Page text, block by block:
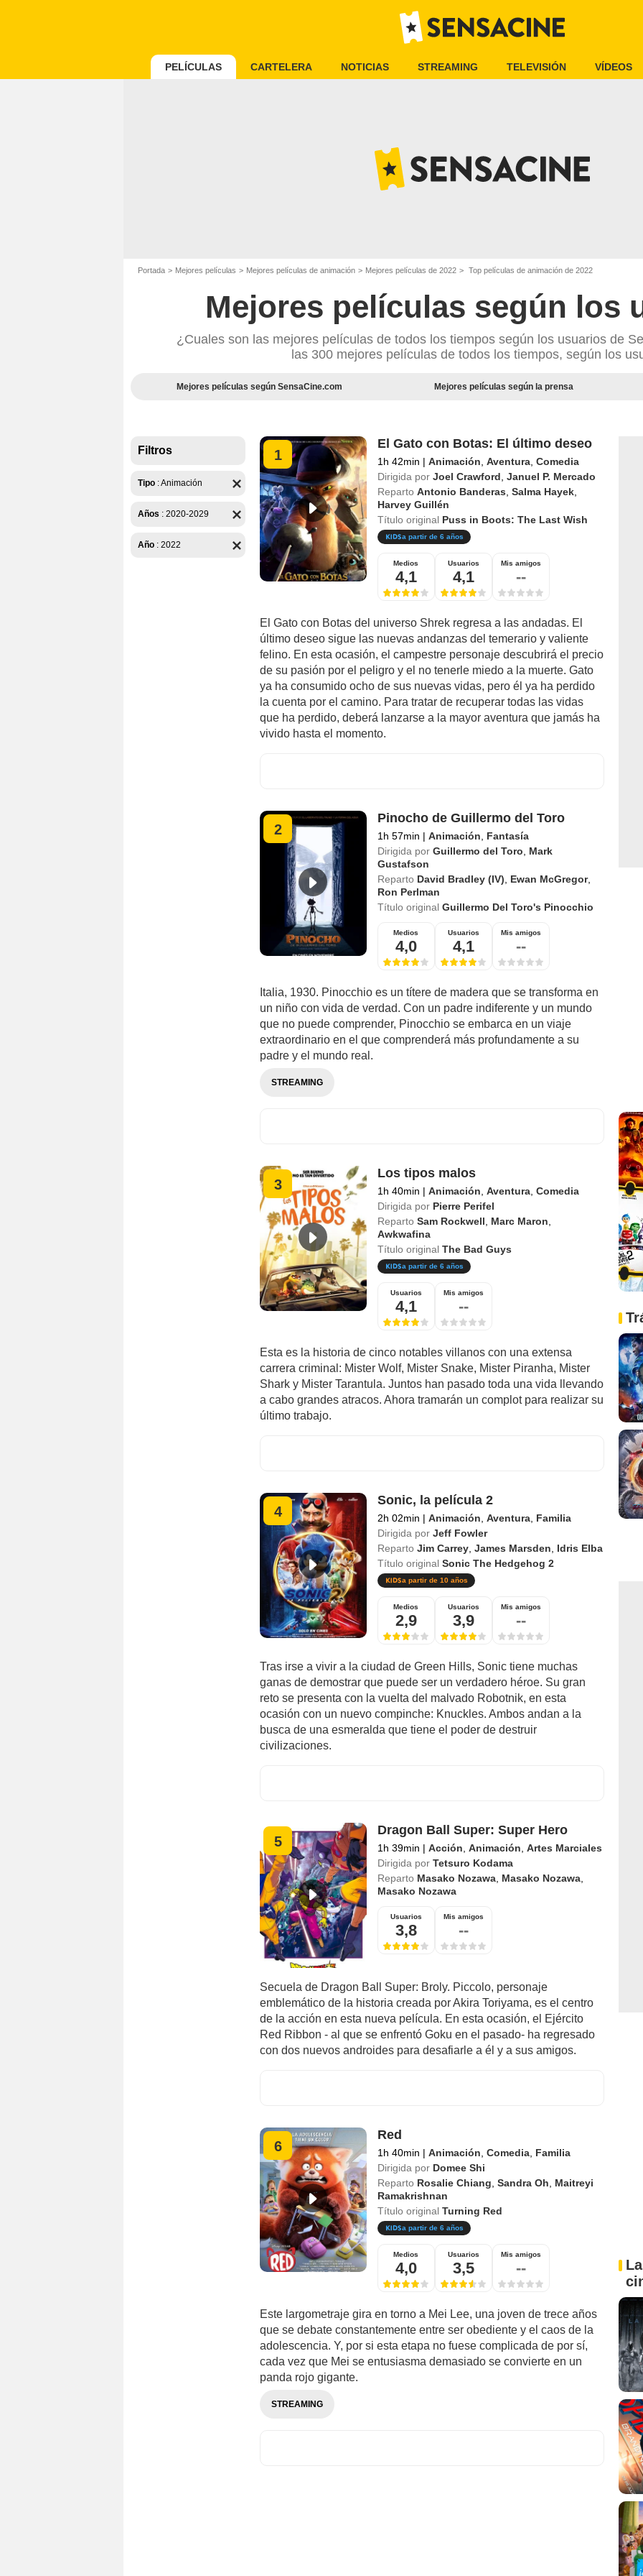
PELÍCULAS CARTELERA NOTICIAS STREAMING TELEVISIÓN VÍDEOS
Portada Mejores películas Mejores películas de animación Mejores películas de 2022 Top películas de animación de 2022
Mejores películas según los
¿Cuales son las mejores películas de todos los tiempos según los usuarios de
las 300 mejores películas de todos los tiempos, según los
Mejores películas según SensaCine.com Mejores películas según la prensa
Filtros
Tipo :Animación
Años : 2020-2029
Año : 2022
1
El Gato con Botas: El último deseo
1h 42min | Animación Aventura, Comedia
Dirigida por Joel Crawford Januel P. Mercado
Reparto Antonio Banderas Salma Hayek,
Harvey Guillén
Título original Puss in Boots: The Last Wish
a partir de 6 años
Medios
4,1
Usuarios
4,1
Mis amigos
--
El Gato con Botas del universo Shrek regresa a las andadas. El
último deseo sigue las nuevas andanzas del temerario y valiente
felino. En esta ocasión, el campestre personaje descubrirá el precio
de su pasión por el peligro y el no tenerle miedo a la muerte. Gato
ya ha consumido ocho de sus nuevas vidas, pero él ya ha perdido
la cuenta por el camino. Para tratar de recuperar todas las vidas
que ha perdido, deberá lanzarse a la mayor aventura que jamás ha
vivido hasta el momento.
2
Pinocho de Guillermo del Toro
1h 57min | Animación
Fantasía
Dirigida por Guillermo del Toro
Mark
Gustafson
Reparto David Bradley (IV) Ewan McGregor,
Ron Perlman
Título original Guillermo Del Toro's Pinocchio
Medios
4,0
Usuarios
4,1
Mis amigos
--
Italia, 1930. Pinocchio es un títere de madera que se transforma en
un niño con vida de verdad. Con un padre indiferente y un mundo
que no puede comprender, Pinocchio se embarca en un viaje
extraordinario en el que comprenderá más profundamente a su
padre y el mundo real.
STREAMING
3
Los tipos malos
1h 40min | Animación Aventura, Comedia
Dirigida por Pierre Perifel
Reparto Sam Rockwell Marc Maron
Awkwafina
Título original The Bad Guys
a partir de 6 años
Usuarios
4,1
Mis amigos
--
Esta es la historia de cinco notables villanos con una extensa
carrera criminal: Mister Wolf, Mister Snake, Mister Piranha, Mister
Shark y Mister Tarantula. Juntos han pasado toda una vida llevando
a cabo grandes atracos. Ahora tramarán un complot para realizar su
último trabajo.
4
Sonic, la película 2
2h 02min | Animación Aventura, Familia
Dirigida por Jeff Fowler
Reparto Jim Carrey, James Marsden
Idris Elba
Título original Sonic The Hedgehog 2
a partir de 10 años
Medios
2,9
Usuarios
3,9
Mis amigos
--
Tras irse a vivir a la ciudad de Green Hills, Sonic tiene muchas
ganas de demostrar que puede ser un verdadero héroe. Su gran
reto se presenta con la vuelta del malvado Robotnik, en esta
ocasión con un nuevo compinche: Knuckles. Ambos andan a la
busca de una esmeralda que tiene el poder de destruir
civilizaciones.
5
Dragon Ball Super: Super Hero
1h 39min | Acción Animación Artes Marciales
Dirigida por Tetsuro Kodama
Reparto Masako Nozawa, Masako Nozawa,
Masako Nozawa
Usuarios
3,8
Mis amigos
--
Secuela de Dragon Ball Super: Broly. Piccolo, personaje
emblemático de la historia creada por Akira Toriyama, es el centro
de la acción en esta nueva película. En esta ocasión, el Ejército
Red Ribbon - al que se enfrentó Goku en el pasado- ha regresado
con dos nuevos androides para desafiarle a él y a sus amigos.
6
Red
1h 40min | Animación Comedia, Familia
Dirigida por Domee Shi
Reparto Rosalie Chiang Sandra Oh
Maitreyi
Ramakrishnan
Título original Turning Red
a partir de 6 años
Medios
4,0
Usuarios
3,5
Mis amigos
--
Este largometraje gira en torno a Mei Lee, una joven de trece años
que se debate constantemente entre ser obediente y el caos de la
adolescencia. Y, por si esta etapa no fuese complicada de por sí,
cada vez que Mei se entusiasma demasiado se convierte en un
panda rojo gigante.
STREAMING